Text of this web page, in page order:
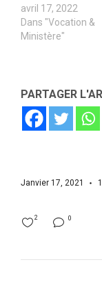
avril 17, 2022
Dans "Vocation &
Ministère"
PARTAGER
Janvier 17, 2021
0
2